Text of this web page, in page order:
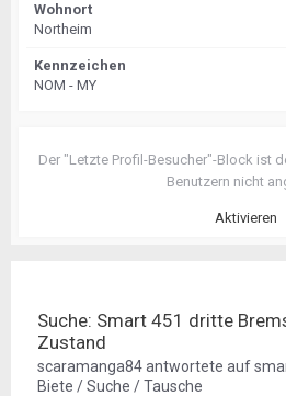
Wohnort
Northeim
Kennzeichen
NOM - MY
Der "Letzte Profil-Besucher"-Block ist
Benutzern nicht
Aktivieren
Suche: Smart 451 dritte
Zustand
scaramanga84antwortete auf
Biete / Suche / Tausche